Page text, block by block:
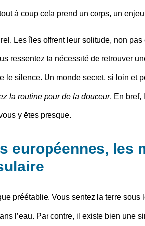
à coup cela prend un corps, un
. Les îles offrent leur solitude, non
ressentez la nécessité de retrouver
le silence. Un monde secret, si loin et
la routine pour de la douceur. En bref,
y êtes presque.
européennes, les
préétablie. Vous sentez la terre sous
l’eau. Par contre, il existe bien une